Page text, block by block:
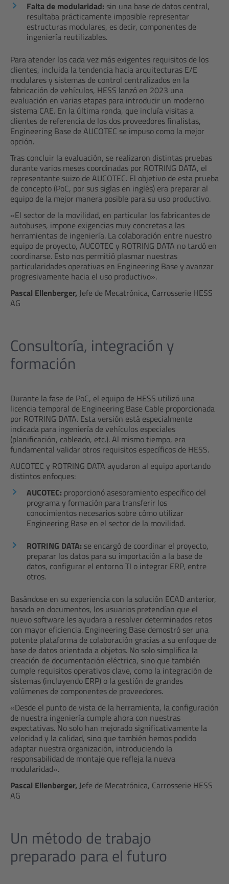
Falta de modularidad: sin una base de datos central,
resultaba prácticamente imposible representar
estructuras modulares, es decir, componentes de
ingeniería reutilizables.
Para atender los cada vez más exigentes requisitos de los
clientes, incluida la tendencia hacia arquitecturas E/E
modulares y sistemas de control centralizados en la
fabricación de vehículos, HESS lanzó en 2023 una
evaluación en varias etapas para introducir un moderno
sistema CAE. En la última ronda, que incluía visitas a
clientes de referencia de los dos proveedores finalistas,
Engineering Base de AUCOTEC se impuso como la mejor
opción.
Tras concluir la evaluación, se realizaron distintas pruebas
durante varios meses coordinadas por ROTRING DATA, el
representante suizo de AUCOTEC. El objetivo de esta prueba
de concepto (PoC, por sus siglas en inglés) era preparar al
equipo de la mejor manera posible para su uso productivo.
«El sector de la movilidad, en particular los fabricantes de
autobuses, impone exigencias muy concretas a las
herramientas de ingeniería. La colaboración entre nuestro
equipo de proyecto, AUCOTEC y ROTRING DATA no tardó en
coordinarse. Esto nos permitió plasmar nuestras
particularidades operativas en Engineering Base y avanzar
progresivamente hacia el uso productivo».
Pascal Ellenberger, Jefe de Mecatrónica, Carrosserie HESS
AG
Consultoría, integración y
formación
Durante la fase de PoC, el equipo de HESS utilizó una
licencia temporal de Engineering Base Cable proporcionada
por ROTRING DATA. Esta versión está especialmente
indicada para ingeniería de vehículos especiales
(planificación, cableado, etc.). Al mismo tiempo, era
fundamental validar otros requisitos específicos de HESS.
AUCOTEC y ROTRING DATA ayudaron al equipo aportando
distintos enfoques:
AUCOTEC: proporcionó asesoramiento específico del
programa y formación para transferir los
conocimientos necesarios sobre cómo utilizar
Engineering Base en el sector de la movilidad.
ROTRING DATA: se encargó de coordinar el proyecto,
preparar los datos para su importación a la base de
datos, configurar el entorno TI o integrar ERP, entre
otros.
Basándose en su experiencia con la solución ECAD anterior,
basada en documentos, los usuarios pretendían que el
nuevo software les ayudara a resolver determinados retos
con mayor eficiencia. Engineering Base demostró ser una
potente plataforma de colaboración gracias a su enfoque de
base de datos orientada a objetos. No solo simplifica la
creación de documentación eléctrica, sino que también
cumple requisitos operativos clave, como la integración de
sistemas (incluyendo ERP) o la gestión de grandes
volúmenes de componentes de proveedores.
«Desde el punto de vista de la herramienta, la configuración
de nuestra ingeniería cumple ahora con nuestras
expectativas. No solo han mejorado significativamente la
velocidad y la calidad, sino que también hemos podido
adaptar nuestra organización, introduciendo la
responsabilidad de montaje que refleja la nueva
modularidad».
Pascal Ellenberger, Jefe de Mecatrónica, Carrosserie HESS
AG
Un método de trabajo
preparado para el futuro